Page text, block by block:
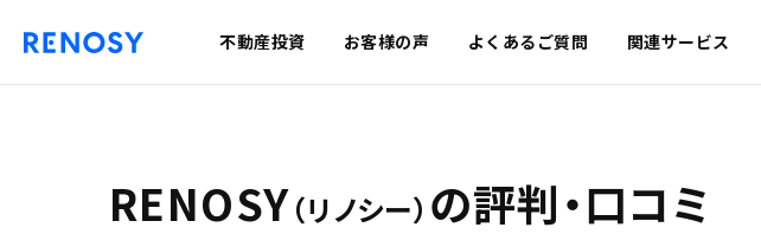
不動産投資 お客様の声 よくあるご質問 関連サービス
RENOSY（リノシー） の評判・口コミ